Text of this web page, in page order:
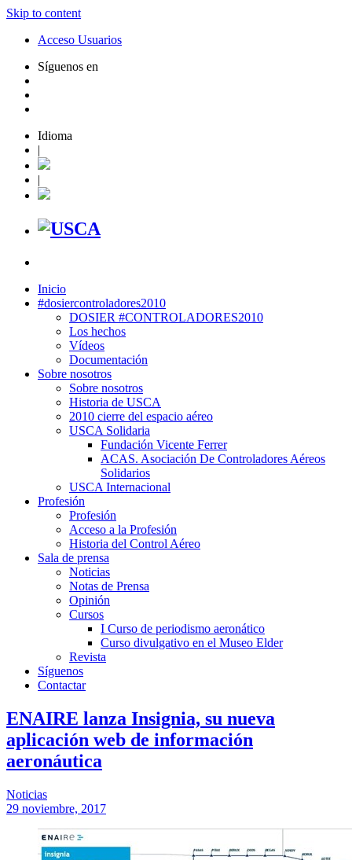
Skip to content
Acceso Usuarios
Síguenos en
Idioma
|
|
Inicio
#dosiercontroladores2010
DOSIER #CONTROLADORES2010
Los hechos
Vídeos
Documentación
Sobre nosotros
Sobre nosotros
Historia de USCA
2010 cierre del espacio aéreo
USCA Solidaria
Fundación Vicente Ferrer
ACAS. Asociación De Controladores Aéreos
Solidarios
USCA Internacional
Profesión
Profesión
Acceso a la Profesión
Historia del Control Aéreo
Sala de prensa
Noticias
Notas de Prensa
Opinión
Cursos
I Curso de periodismo aeronático
Curso divulgativo en el Museo Elder
Revista
Síguenos
Contactar
ENAIRE lanza Insignia, su nueva
aplicación web de información
aeronáutica
Noticias
29 noviembre, 2017